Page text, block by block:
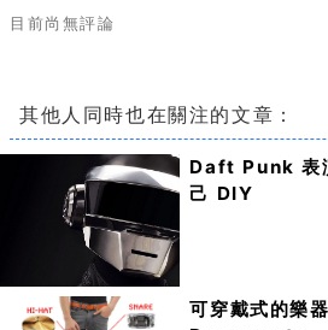
目前尚無評論
其他人同時也在關注的文章：
Daft Punk 表
己 DIY
可穿戴式的樂